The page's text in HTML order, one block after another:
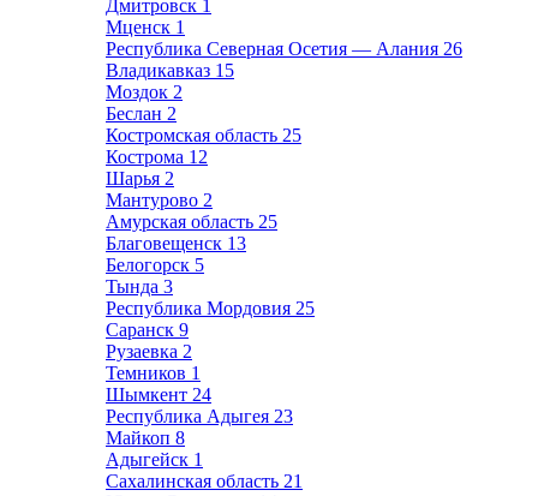
Дмитровск 1
Мценск 1
Республика Северная Осетия — Алания 26
Владикавказ 15
Моздок 2
Беслан 2
Костромская область 25
Кострома 12
Шарья 2
Мантурово 2
Амурская область 25
Благовещенск 13
Белогорск 5
Тында 3
Республика Мордовия 25
Саранск 9
Рузаевка 2
Темников 1
Шымкент 24
Республика Адыгея 23
Майкоп 8
Адыгейск 1
Сахалинская область 21